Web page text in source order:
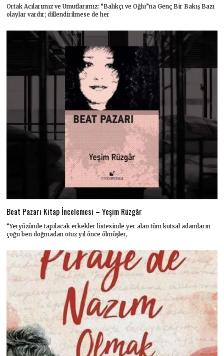
Ortak Acılarımız ve Umutlarımız: “Balıkçı ve Oğlu”na Genç Bir Bakış Bazı
olaylar vardır; dillendirilmese de her
Beat Pazarı Kitap İncelemesi – Yeşim Rüzgâr
“Yeryüzünde tapılacak erkekler listesinde yer alan tüm kutsal adamların
çoğu ben doğmadan otuz yıl önce ölmüşler,